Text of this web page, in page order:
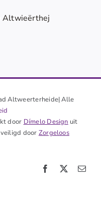
Altwieërthej
Altweerterheide| Alle
door Dímelo Design uit
door Zorgeloos